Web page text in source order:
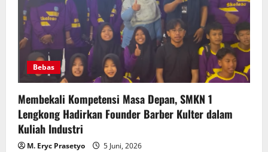
Bebas
Membekali Kompetensi Masa Depan, SMKN 1
Lengkong Hadirkan Founder Barber Kulter dalam
Kuliah Industri
M. Eryc Prasetyo 5 Juni, 2026